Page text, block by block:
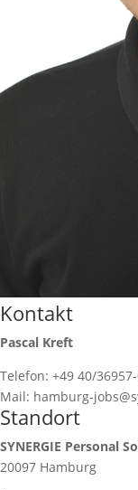
Kontakt
Pascal Kreft
Telefon: +49 40/
Mail: hamburg-
Standort
SYNERGIE Personal
20097 Hamburg